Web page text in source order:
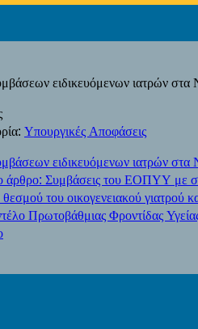
ειδικευόμενων ιατρών στα
Υπουργικές Αποφάσεις
ειδικευόμενων ιατρών στα
άρθρο: Συμβάσεις του ΕΟΠΥΥ με
του οικογενειακού γιατρού
Πρωτοβάθμιας Φροντίδας